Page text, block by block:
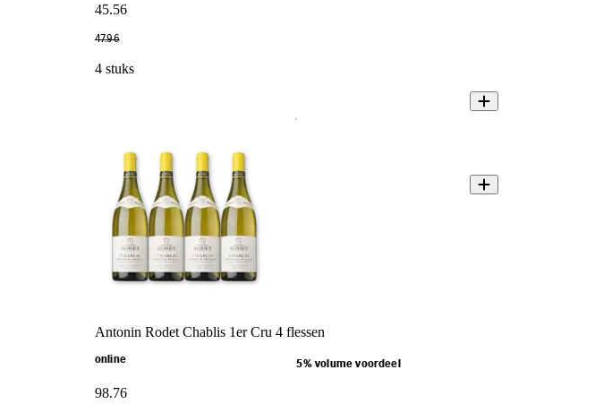
45.56
47.96
4 stuks
Antonin Rodet Chablis 1er Cru 4 flessen
online 5% volume voordeel
98.76